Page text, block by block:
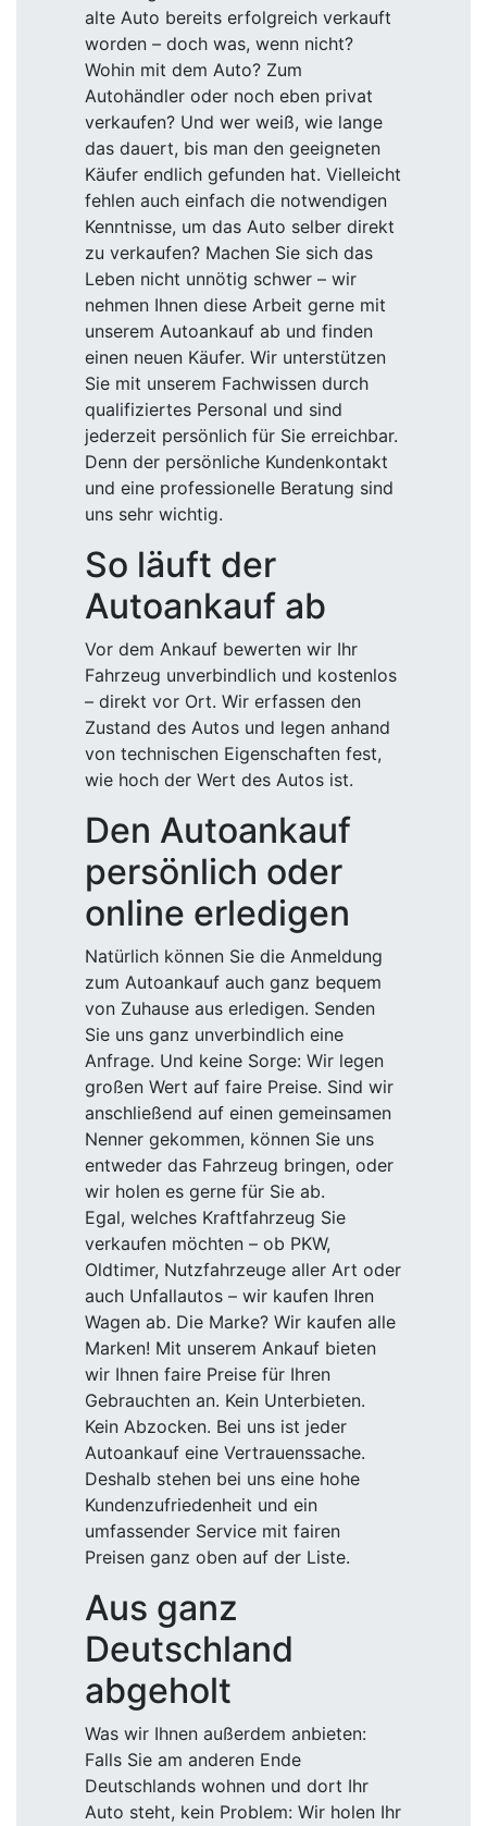
alte Auto bereits erfolgreich verkauft
worden – doch was, wenn nicht?
Wohin mit dem Auto? Zum
Autohändler oder noch eben privat
verkaufen? Und wer weiß, wie lange
das dauert, bis man den geeigneten
Käufer endlich gefunden hat. Vielleicht
fehlen auch einfach die notwendigen
Kenntnisse, um das Auto selber direkt
zu verkaufen? Machen Sie sich das
Leben nicht unnötig schwer – wir
nehmen Ihnen diese Arbeit gerne mit
unserem Autoankauf ab und finden
einen neuen Käufer. Wir unterstützen
Sie mit unserem Fachwissen durch
qualifiziertes Personal und sind
jederzeit persönlich für Sie erreichbar.
Denn der persönliche Kundenkontakt
und eine professionelle Beratung sind
uns sehr wichtig.
So läuft der
Autoankauf ab
Vor dem Ankauf bewerten wir Ihr
Fahrzeug unverbindlich und kostenlos
– direkt vor Ort. Wir erfassen den
Zustand des Autos und legen anhand
von technischen Eigenschaften fest,
wie hoch der Wert des Autos ist.
Den Autoankauf
persönlich oder
online erledigen
Natürlich können Sie die Anmeldung
zum Autoankauf auch ganz bequem
von Zuhause aus erledigen. Senden
Sie uns ganz unverbindlich eine
Anfrage. Und keine Sorge: Wir legen
großen Wert auf faire Preise. Sind wir
anschließend auf einen gemeinsamen
Nenner gekommen, können Sie uns
entweder das Fahrzeug bringen, oder
wir holen es gerne für Sie ab.
Egal, welches Kraftfahrzeug Sie
verkaufen möchten – ob PKW,
Oldtimer, Nutzfahrzeuge aller Art oder
auch Unfallautos – wir kaufen Ihren
Wagen ab. Die Marke? Wir kaufen alle
Marken! Mit unserem Ankauf bieten
wir Ihnen faire Preise für Ihren
Gebrauchten an. Kein Unterbieten.
Kein Abzocken. Bei uns ist jeder
Autoankauf eine Vertrauenssache.
Deshalb stehen bei uns eine hohe
Kundenzufriedenheit und ein
umfassender Service mit fairen
Preisen ganz oben auf der Liste.
Aus ganz
Deutschland
abgeholt
Was wir Ihnen außerdem anbieten:
Falls Sie am anderen Ende
Deutschlands wohnen und dort Ihr
Auto steht, kein Problem: Wir holen Ihr